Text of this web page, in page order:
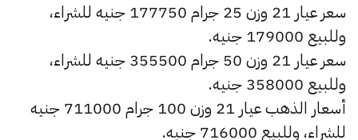
سعر عيار 21 وزن 25 جرام 177750 جنيه للشراء،
وللبيع 179000 جنيه.
سعر عيار 21 وزن 50 جرام 355500 جنيه للشراء،
وللبيع 358000 جنيه.
أسعار الذهب عيار 21 وزن 100 جرام 711000 جنيه
للشراء، وللبيع 716000 جنيه.